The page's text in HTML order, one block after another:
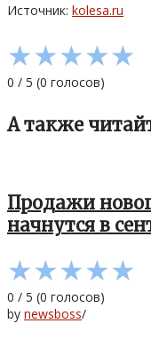
Источник: kolesa.ru
★★★★★
0 / 5 (0 голосов)
А также
Продажи
начнутся в
★★★★★
0 / 5 (0 голосов)
by newsboss/